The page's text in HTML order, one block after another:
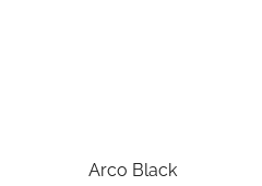
Arco Black